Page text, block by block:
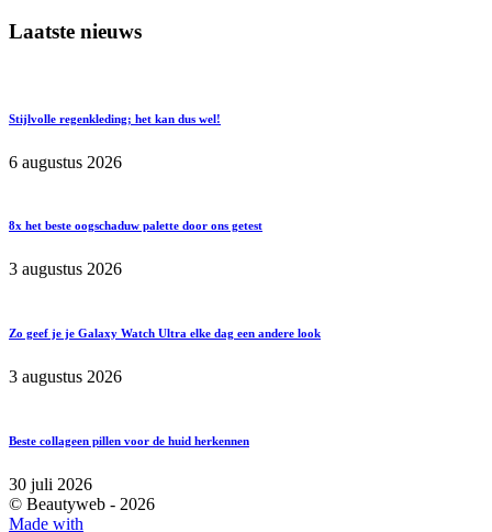
Laatste nieuws
Stijlvolle regenkleding; het kan dus wel!
6 augustus 2026
8x het beste oogschaduw palette door ons getest
3 augustus 2026
Zo geef je je Galaxy Watch Ultra elke dag een andere look
3 augustus 2026
Beste collageen pillen voor de huid herkennen
30 juli 2026
© Beautyweb - 2026
Made with